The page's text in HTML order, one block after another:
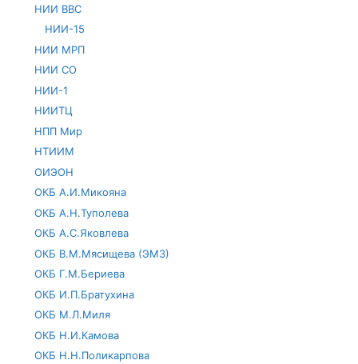
НИИ ВВС
НИИ-15
НИИ МРП
НИИ СО
НИИ-1
НИИТЦ
НПП Мир
НТИИМ
ОИЭОН
ОКБ А.И.Микояна
ОКБ А.Н.Туполева
ОКБ А.С.Яковлева
ОКБ В.М.Мясищева (ЭМЗ)
ОКБ Г.М.Бериева
ОКБ И.П.Братухина
ОКБ М.Л.Миля
ОКБ Н.И.Камова
ОКБ Н.Н.Поликарпова